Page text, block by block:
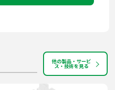
他の製品・サービ
ス・技術を見る